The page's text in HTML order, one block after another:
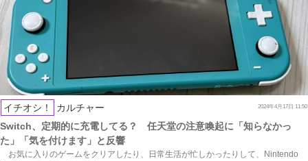
イチオシ！ カルチャー 2024年4月17日 11:50
Switch、定期的に充電してる？ 任天堂の注意喚起に「知らなかっ
た」「気を付けます」と反響
お気に入りのゲームをクリアしたり、日常生活が忙しかったりして、Nintendo